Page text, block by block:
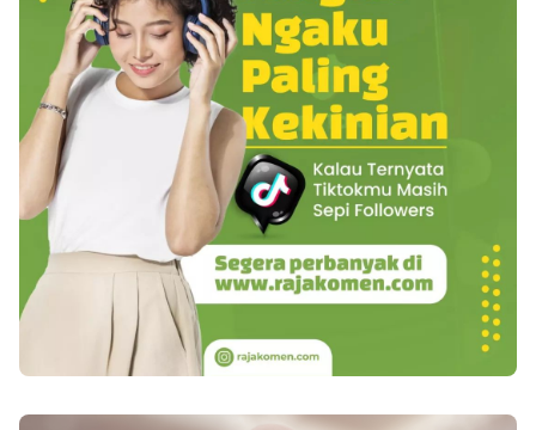
untuk kesehatan serta pas dipakai semacam
dressing pada salad. Baca juga : Hanya
Mengkonsumsi Jus Setiap Hari, Bolehkah?
Kolesterol Yang ketiga ialah kolesterol,
kolesterol cuma ada pada buatan yang datang
dari hewani. Kolesterol jadi amat tak baik bila
dimasak terlalu berlebih, digoreng, atau dibakar.
Sebenarnya badan kita bisa bikin sendiri
kolesterol yang dibutuhkannya dari lemak yang
kita makan. Jadi, untuk kesehatan, berikanlah
keluarga Anda serta Anda sendiri biji-bijian serta
kacang-kacangan yang cukup semacam sumber
lemak yang sehat. Biji-bijian paling baik ialah
matahari serta wijen. Baiknya biji-bijian ini